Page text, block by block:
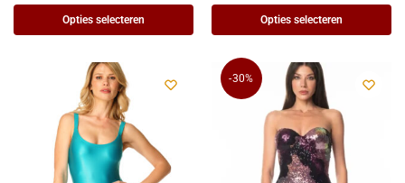
Opties selecteren Opties selecteren
-30%